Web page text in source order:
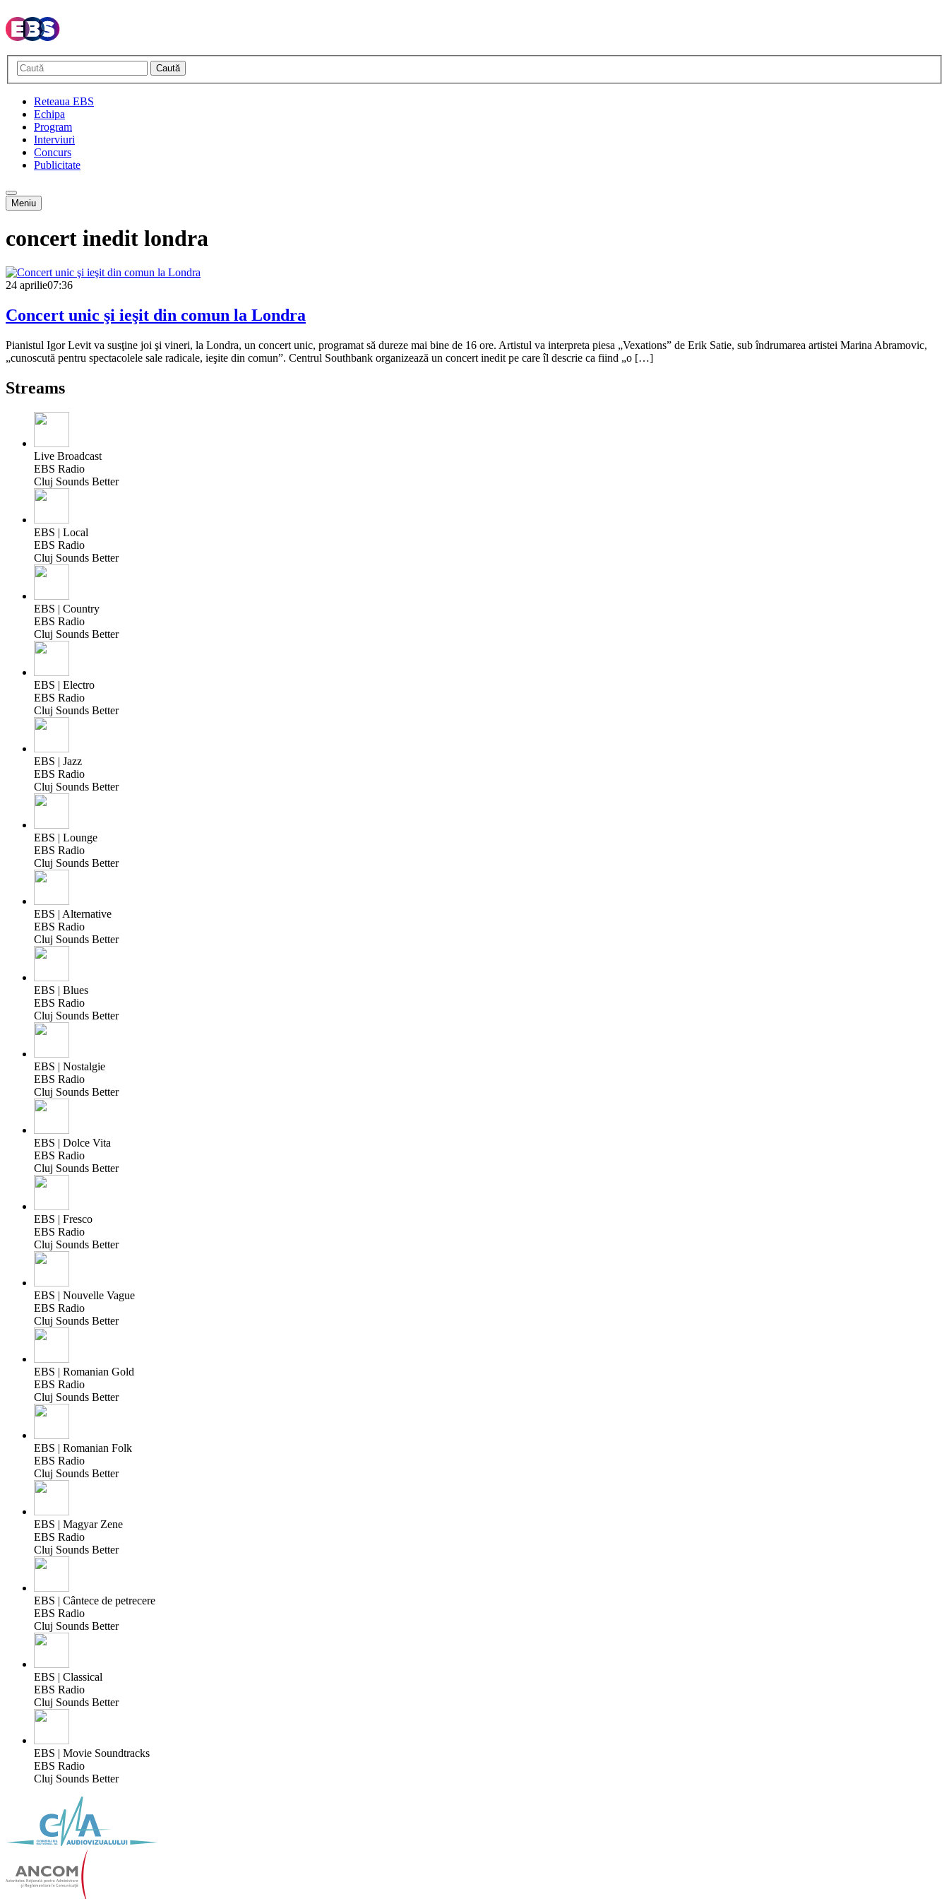
Caută
Reteaua EBS
Echipa
Program
Interviuri
Concurs
Publicitate
Meniu
concert inedit londra
24 aprilie07:36
Concert unic şi ieşit din comun la Londra
Pianistul Igor Levit va susţine joi şi vineri, la Londra, un concert unic, programat să dureze mai bine de 16 ore. Artistul va interpreta piesa „Vexations” de Erik Satie, sub îndrumarea artistei Marina Abramovic,
„cunoscută pentru spectacolele sale radicale, ieşite din comun”. Centrul Southbank organizează un concert inedit pe care îl descrie ca fiind „o […]
Streams
Live Broadcast
EBS Radio
Cluj Sounds Better
EBS | Local
EBS Radio
Cluj Sounds Better
EBS | Country
EBS Radio
Cluj Sounds Better
EBS | Electro
EBS Radio
Cluj Sounds Better
EBS | Jazz
EBS Radio
Cluj Sounds Better
EBS | Lounge
EBS Radio
Cluj Sounds Better
EBS | Alternative
EBS Radio
Cluj Sounds Better
EBS | Blues
EBS Radio
Cluj Sounds Better
EBS | Nostalgie
EBS Radio
Cluj Sounds Better
EBS | Dolce Vita
EBS Radio
Cluj Sounds Better
EBS | Fresco
EBS Radio
Cluj Sounds Better
EBS | Nouvelle Vague
EBS Radio
Cluj Sounds Better
EBS | Romanian Gold
EBS Radio
Cluj Sounds Better
EBS | Romanian Folk
EBS Radio
Cluj Sounds Better
EBS | Magyar Zene
EBS Radio
Cluj Sounds Better
EBS | Cântece de petrecere
EBS Radio
Cluj Sounds Better
EBS | Classical
EBS Radio
Cluj Sounds Better
EBS | Movie Soundtracks
EBS Radio
Cluj Sounds Better